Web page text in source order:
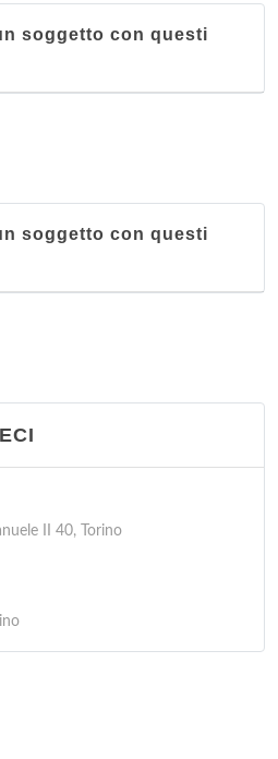
soggetto con questi
soggetto con questi
II 40, Torino